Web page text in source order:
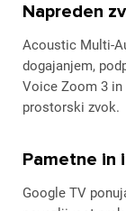
Napreden
Acoustic Multi-
dogajanjem,
Voice Zoom 3 in
prostorski zvok.
Pametne in
Google TV